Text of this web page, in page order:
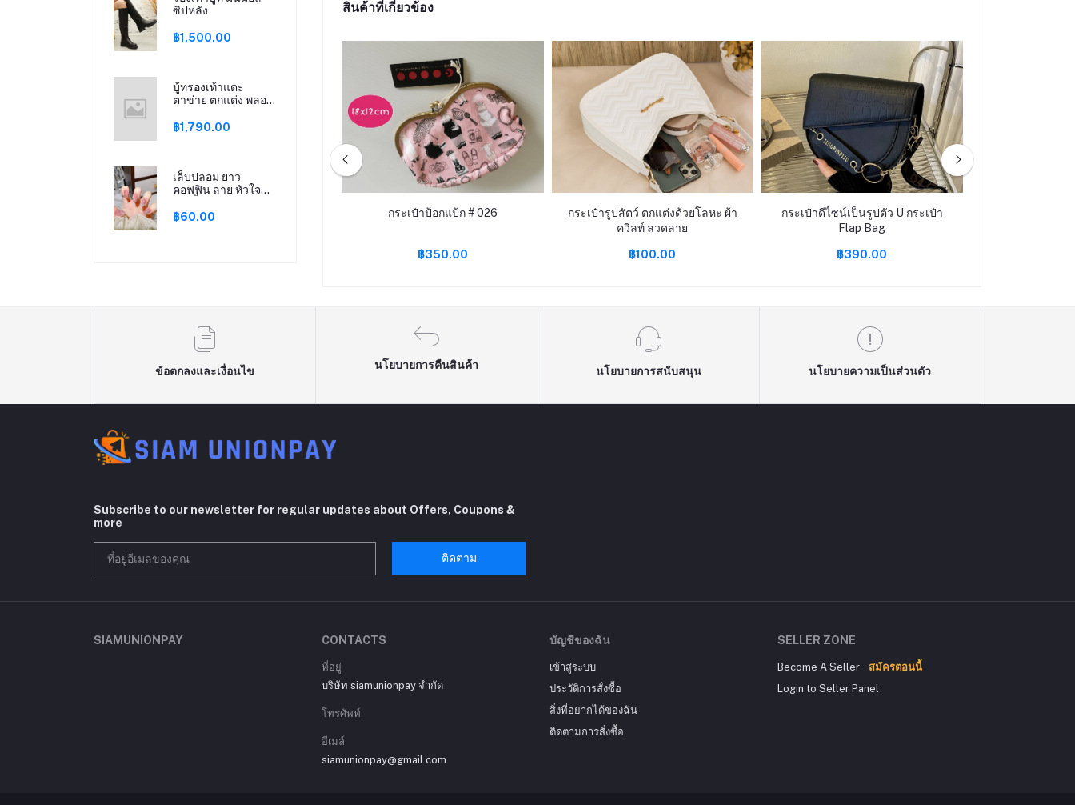
ซิปหลัง
฿1,500.00
บู้ทรองเท้าแตะ
ตาข่าย ตกแต่ง พลอย
ส้นเข็ม
฿1,790.00
เล็บปลอม ยาว
คอฟฟิน ลาย หัวใจ
แผ่น & ตะไบเล็บ 1
฿60.00
สินค้าที่เกี่ยวข้อง
กระเป๋าเครื่องสำอาง ลาย ดอกไม้
กระเป๋าป้อกแป้ก # 026
฿350.00
กระเป๋ารูปสัตว์ ตกแต่งด้วยโลหะ ผ้า
ควิลท์ ลวดลาย
฿100.00
กระเป๋าดีไซน์เป็นรูปตัว U กระเป๋า
Flap Bag
฿390.00
ข้อตกลงและเงื่อนไข
นโยบายการคืนสินค้า
นโยบายการสนับสนุน นโยบายความเป็นส่วนตัว
Subscribe to our newsletter for regular updates about Offers, Coupons &
more
ติดตาม
SIAMUNIONPAY CONTACTS
ที่อยู่
บริษัท siamunionpay จำกัด
โทรศัพท์
อีเมล์
siamunionpay@gmail.com
บัญชีของฉัน
เข้าสู่ระบบ
ประวัติการสั่งซื้อ
สิ่งที่อยากได้ของฉัน
ติดตามการสั่งซื้อ
SELLER ZONE
Become A Seller
สมัครตอนนี้
Login to Seller Panel